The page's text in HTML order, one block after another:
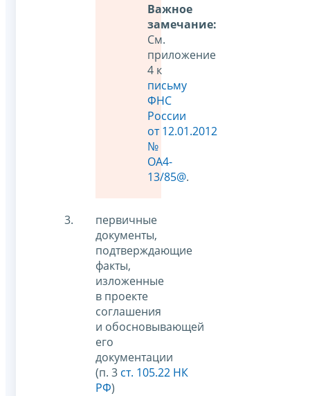
Важное
замечание:
См.
приложение
4 к
письму
ФНС
России
от 12.01.2012
№
ОА4-
13/85@.
первичные
документы,
подтверждающие
факты,
изложенные
в проекте
соглашения
и обосновывающей
его
документации
(п. 3 ст. 105.22 НК
РФ)